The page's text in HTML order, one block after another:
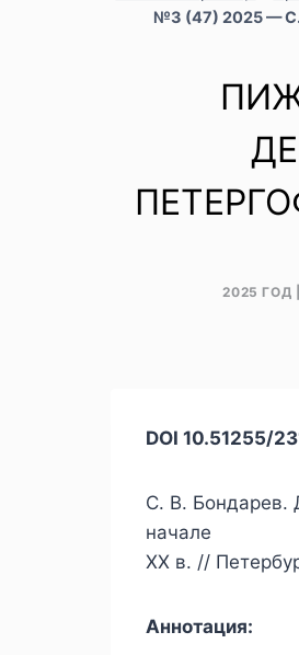
№3 (47) 2025 —
2025 ГОД
DOI 10.51255/
С. В. Бондарев.
начале
XX в. //
Аннотация: